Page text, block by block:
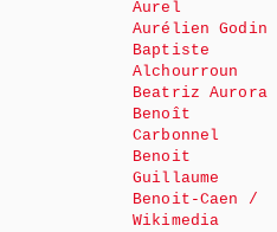
Aurel
Aurélien Godin
Baptiste
Alchourroun
Beatriz Aurora
Benoît
Carbonnel
Benoit
Guillaume
Benoit-Caen /
Wikimedia